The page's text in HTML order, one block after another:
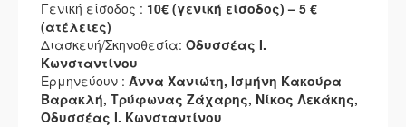
Γενική είσοδος : 10€ (γενική είσοδος) – 5 €
(ατέλειες)
Διασκευή/Σκηνοθεσία: Οδυσσέας Ι.
Κωνσταντίνου
Ερμηνεύουν : Άννα Χανιώτη, Ισμήνη Κακούρα
Βαρακλή, Τρύφωνας Ζάχαρης, Νίκος Λεκάκης,
Οδυσσέας Ι. Κωνσταντίνου